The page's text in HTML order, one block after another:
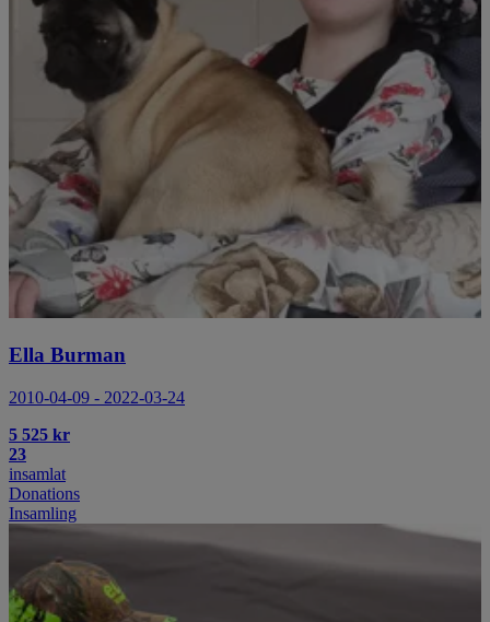
Ella Burman
2010-04-09 - 2022-03-24
5 525 kr
23
insamlat
Donations
Insamling